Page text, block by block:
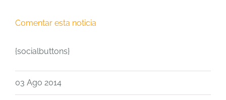
Comentar esta noticia
{socialbuttons}
03 Ago 2014